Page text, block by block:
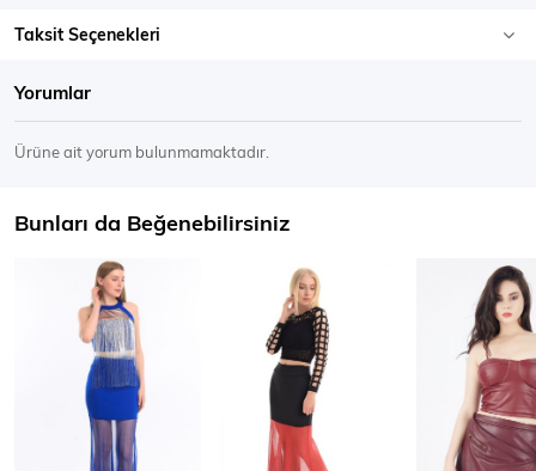
Taksit Seçenekleri
Yorumlar
Ürüne ait yorum bulunmamaktadır.
Bunları da Beğenebilirsiniz